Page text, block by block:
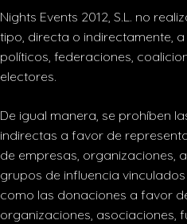
Nights Events 2012, S.L. no
tipo, directa o indirectamente,
políticos, federaciones,
electores.
De igual manera, se prohíben
indirectas a favor de
de empresas, organizaciones,
grupos de influencia
como las donaciones a favor
organizaciones, asociaciones,